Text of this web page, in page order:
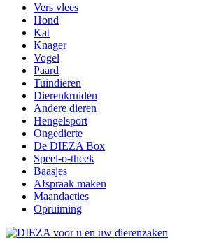
Vers vlees
Hond
Kat
Knager
Vogel
Paard
Tuindieren
Dierenkruiden
Andere dieren
Hengelsport
Ongedierte
De DIEZA Box
Speel-o-theek
Baasjes
Afspraak maken
Maandacties
Opruiming